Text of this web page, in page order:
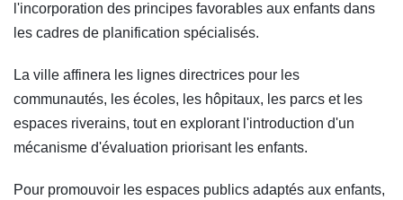
l'incorporation des principes favorables aux enfants dans
les cadres de planification spécialisés.
La ville affinera les lignes directrices pour les
communautés, les écoles, les hôpitaux, les parcs et les
espaces riverains, tout en explorant l'introduction d'un
mécanisme d'évaluation priorisant les enfants.
Pour promouvoir les espaces publics adaptés aux enfants,